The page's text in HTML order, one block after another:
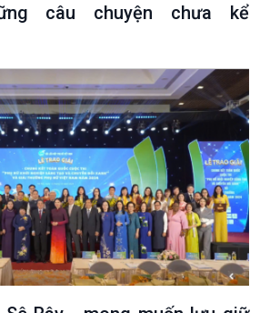
câu chuyện chưa kể